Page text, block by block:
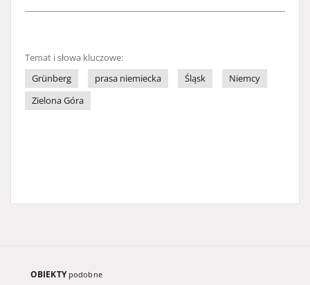
Temat i słowa kluczowe:
Grünberg
prasa niemiecka Śląsk
Niemcy
Zielona Góra
OBIEKTY podobne